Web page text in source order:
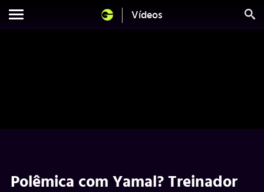
Vídeos
Polêmica com Yamal? Treinador